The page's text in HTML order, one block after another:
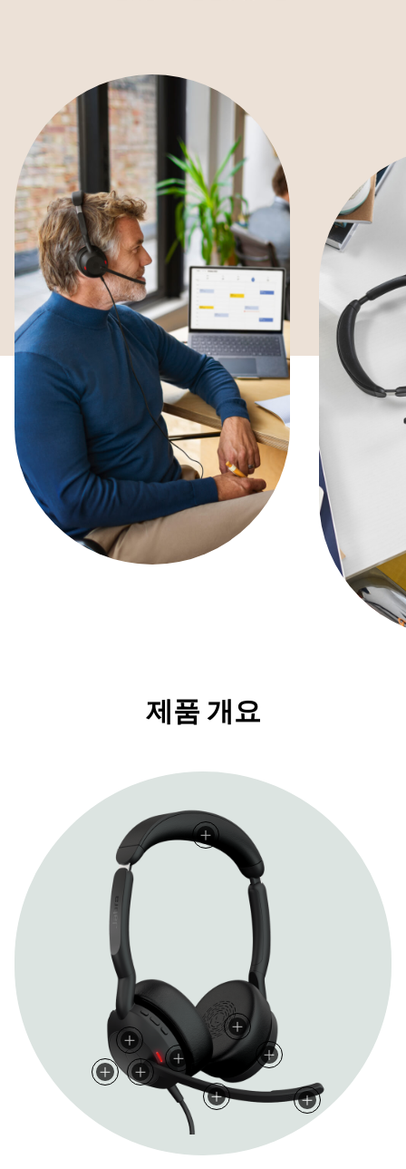
제품 개요
혁신적인 Jabra Air Comfort 기술
울트라 소프트폼 레이어를 겹겹이 쌓은 설계로 헤드밴드
28mm 맞춤형 스피커
통화와 음악을 위한 탁월한 음질 제공, 최신 코덱을 적용한
주요 UC 플랫폼 인증 및 완벽 호환
원활한 연결 및 협업 강화를 위해 모든 주요 UC 플랫폼과
액티브 노이즈 캔슬링
주변 소음을 효과적으로 차단하는 강력한 소음 제거 기술
내장형 360° 바쁨표시등
통화 중 자동으로 활성화, 극강의 집중력을 유지하도록 지
내장형 통화 제어 버튼
헤드셋의 통화 제어 기능을 통해 더욱 간편하고 빠르게 전
내장형 MS Teams 버튼
Microsoft Teams 버튼을 통해 회의에 빠르고 간편한 참여
음소거 기능을 갖춘 마이크 대
통화 중 마이크 대를 올려 신속하게 음소거 적용, 마이크 대
노이즈 캔슬링 마이크 기술
모든 통화에서 프로페셔널한 사운드를 구현할 수 있도록